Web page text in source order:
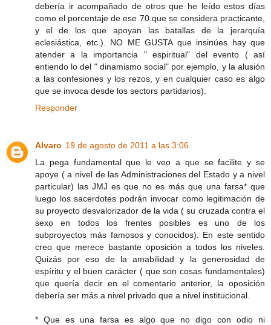
debería ir acompañado de otros que he leído estos días
como el porcentaje de ese 70 que se considera practicante,
y el de los que apoyan las batallas de la jerarquía
eclesiástica, etc.). NO ME GUSTA que insinúes hay que
atender a la importancia " espiritual" del evento ( así
entiendo lo del " dinamismo social" por ejemplo, y la alusión
a las confesiones y los rezos, y en cualquier caso es algo
que se invoca desde los sectors partidarios).
Responder
Alvaro 19 de agosto de 2011 a las 3:06
La pega fundamental que le veo a que se facilite y se
apoye ( a nivel de las Administraciones del Estado y a nivel
particular) las JMJ es que no es más que una farsa* que
luego los sacerdotes podrán invocar como legitimación de
su proyecto desvalorizador de la vida ( su cruzada contra el
sexo en todos los frentes posibles es uno de los
subproyectos más famosos y conocidos). En este sentido
creo que merece bastante oposición a todos los niveles.
Quizás por eso de la amabilidad y la generosidad de
espíritu y el buen carácter ( que son cosas fundamentales)
que quería decir en el comentario anterior, la oposición
debería ser más a nivel privado que a nivel institucional.
* Que es una farsa es algo que no digo con odio ni